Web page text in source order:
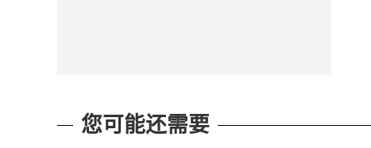
您可能还需要